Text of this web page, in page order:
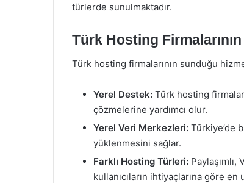
türlerde sunulmaktadır.
Türk Hosting
Türk hosting firmalarının sunduğu
Yerel Destek: Türk hosting
çözmelerine yardımcı olur.
Yerel Veri Merkezleri: Türkiye’de
yüklenmesini sağlar.
Farklı Hosting Türleri:
kullanıcıların ihtiyaçlarına göre